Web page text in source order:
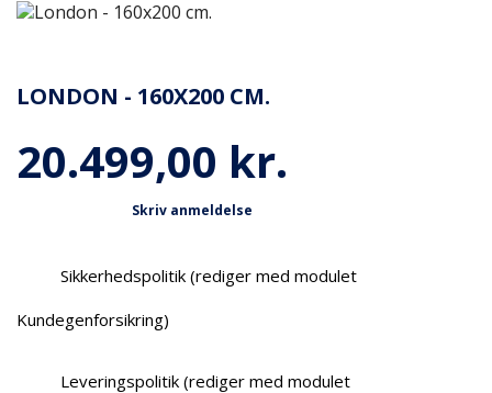
LONDON - 160X200 CM.
20.499,00 kr.
Skriv anmeldelse
Sikkerhedspolitik (rediger med modulet
Kundegenforsikring)
Leveringspolitik (rediger med modulet